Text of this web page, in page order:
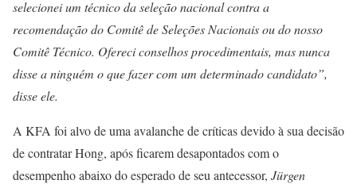
selecionei um técnico da seleção nacional contra a
recomendação do Comitê de Seleções Nacionais ou do nosso
Comitê Técnico. Ofereci conselhos procedimentais, mas nunca
disse a ninguém o que fazer com um determinado candidato”,
disse ele.
A KFA foi alvo de uma avalanche de críticas devido à sua decisão
de contratar Hong, após ficarem desapontados com o
desempenho abaixo do esperado de seu antecessor, Jürgen